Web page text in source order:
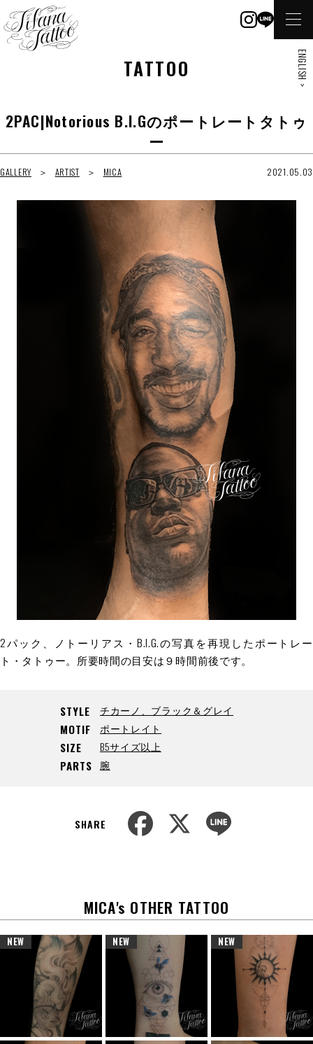
TATTOO
2PAC|Notorious B.I.Gのポートレートタトゥ
ー
GALLERY ARTIST MICA 2021.05.03
2パック、ノトーリアス ・ B.I.G.の写真を再現したポートレー
ト・タトゥー。所要時間の目安は９時間前後です。
STYLE チカーノ、ブラック＆グレイ
MOTIF ポートレイト
SIZE B5サイズ以上
PARTS 腕
SHARE
MICA's OTHER TATTOO
NEW NEW NEW
ENGLISH >